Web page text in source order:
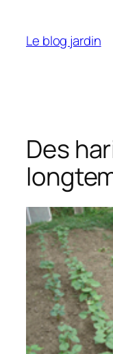
contenu
Le blog jardin
Des